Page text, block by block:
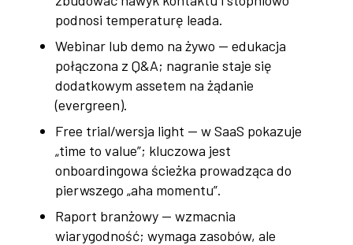
podnosi temperaturę leada.
Webinar lub demo na żywo — edukacja
połączona z Q&A; nagranie staje się
dodatkowym assetem na żądanie
(evergreen).
Free trial/wersja light — w SaaS pokazuje
„time to value”; kluczowa jest
onboardingowa ścieżka prowadząca do
pierwszego „aha momentu”.
Raport branżowy — wzmacnia
wiarygodność; wymaga zasobów, ale